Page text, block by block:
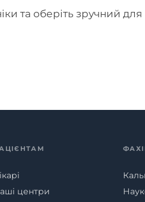
та оберіть зручний для
центри